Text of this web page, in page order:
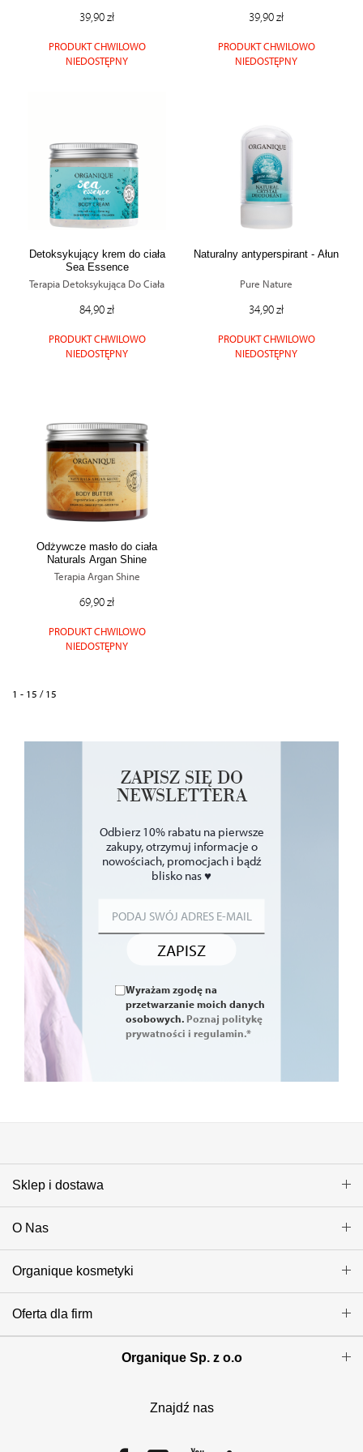
jak korzystać z naszej aplikacji, udostępniania
mogą udostępniać te informacje z innych urządzeń
elektrycznych od Ciebie lub uzyskiwanych podczas
39,90 zł
PRODUKT CHWILOWO
NIEDOSTĘPNY
39,90 zł
PRODUKT CHWILOWO
NIEDOSTĘPNY
Detoksykujący krem do ciała
Sea Essence
Terapia Detoksykująca Do Ciała
84,90 zł
PRODUKT CHWILOWO
NIEDOSTĘPNY
Naturalny antyperspirant - Ałun
Pure Nature
34,90 zł
PRODUKT CHWILOWO
NIEDOSTĘPNY
Odżywcze masło do ciała
Naturals Argan Shine
Terapia Argan Shine
69,90 zł
PRODUKT CHWILOWO
NIEDOSTĘPNY
1 - 15 / 15
ZAPISZ SIĘ DO
NEWSLETTERA
Odbierz 10% rabatu na pierwsze
zakupy, otrzymuj informacje o
nowościach, promocjach i bądź
blisko nas ♥
ZAPISZ
Wyrażam zgodę na
przetwarzanie moich danych
osobowych. Poznaj politykę
prywatności i regulamin.*
Sklep i dostawa
O Nas
Organique kosmetyki
Oferta dla firm
Organique Sp. z o.o
Znajdź nas